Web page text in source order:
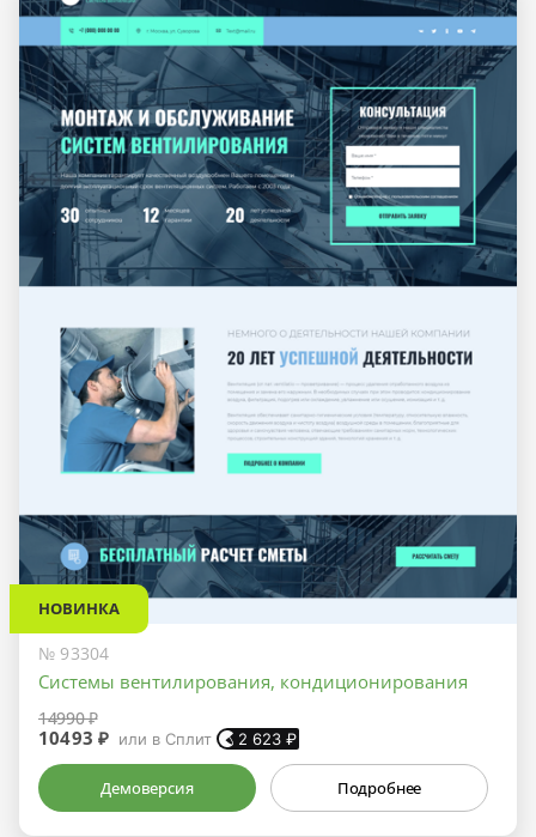
НОВИНКА
№ 93304
Системы вентилирования, кондиционирования
14990 ₽
10493 ₽ или в Сплит 2 623 ₽
Демоверсия Подробнее